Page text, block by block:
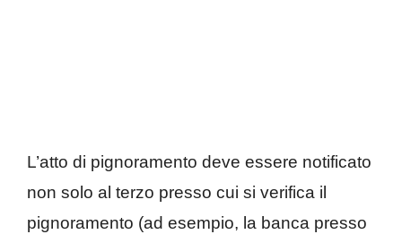
L’atto di pignoramento deve essere notificato
non solo al terzo presso cui si verifica il
pignoramento (ad esempio, la banca presso